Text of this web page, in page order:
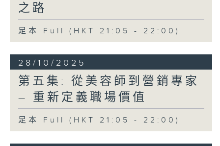
之路
足本 Full (HKT 21:05 - 22:00)
28/10/2025
第五集: 從美容師到營銷專家
– 重新定義職場價值
足本 Full (HKT 21:05 - 22:00)